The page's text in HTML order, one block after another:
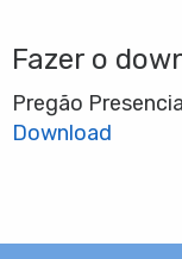
Fazer o
Pregão
Download